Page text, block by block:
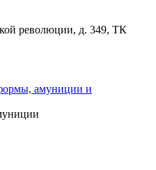
революции, д. 349, ТК